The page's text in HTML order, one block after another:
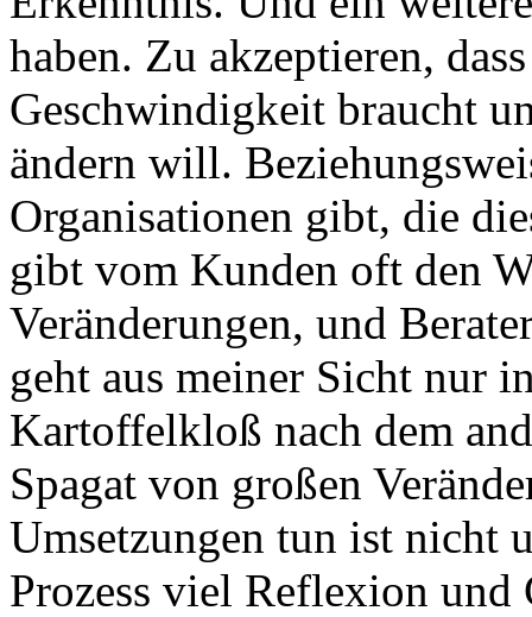
haben. Zu akzeptieren,
Geschwindigkeit braucht
ändern will.
Organisationen gibt, die
gibt vom Kunden oft den
Veränderungen, und
geht aus meiner Sicht nur
Kartoffelkloß nach dem
Spagat von großen
Umsetzungen tun ist nicht
Prozess viel Reflexion und